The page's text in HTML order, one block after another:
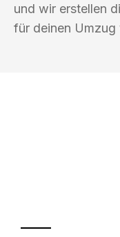
und wir erstellen
für deinen Umzug